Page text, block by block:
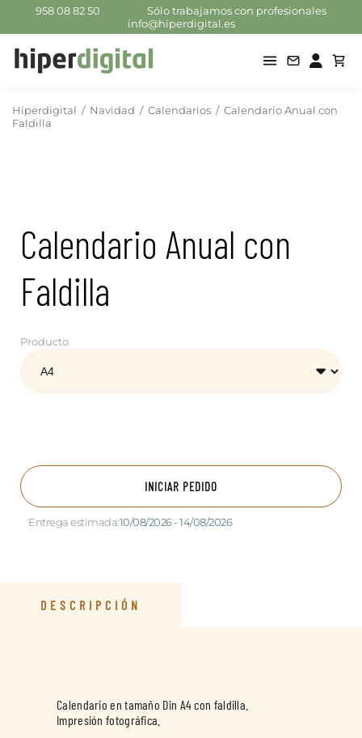
958 08 82 50
Sólo trabajamos con profesionales
info@hiperdigital.es
Hiperdigital / Navidad / Calendarios / Calendario Anual con
Faldilla
Calendario Anual con
Faldilla
Producto
INICIAR PEDIDO
Entrega estimada:10/08/2026 - 14/08/2026
DESCRIPCIÓN
Calendario en tamaño Din A4 con faldilla.
Impresión fotográfica.